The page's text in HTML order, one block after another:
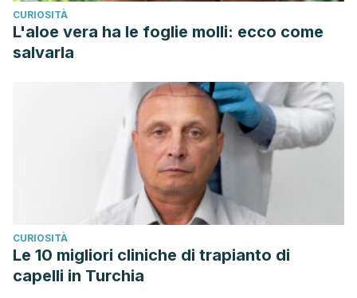
CURIOSITÀ
L'aloe vera ha le foglie molli: ecco come
salvarla
CURIOSITÀ
Le 10 migliori cliniche di trapianto di
capelli in Turchia